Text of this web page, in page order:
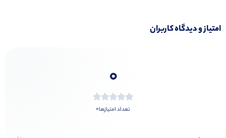
امتیاز و دیدگاه کاربران
0
تعداد امتیازها0